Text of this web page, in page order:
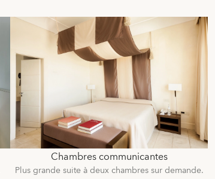
Chambres communicantes
Plus grande suite à deux chambres sur demande.